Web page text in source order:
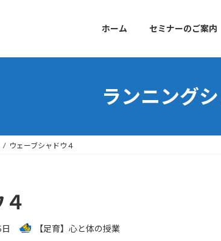
ホーム セミナーのご案内
ランニング
ウェーブシャドウ４
【足育】心と体の授業